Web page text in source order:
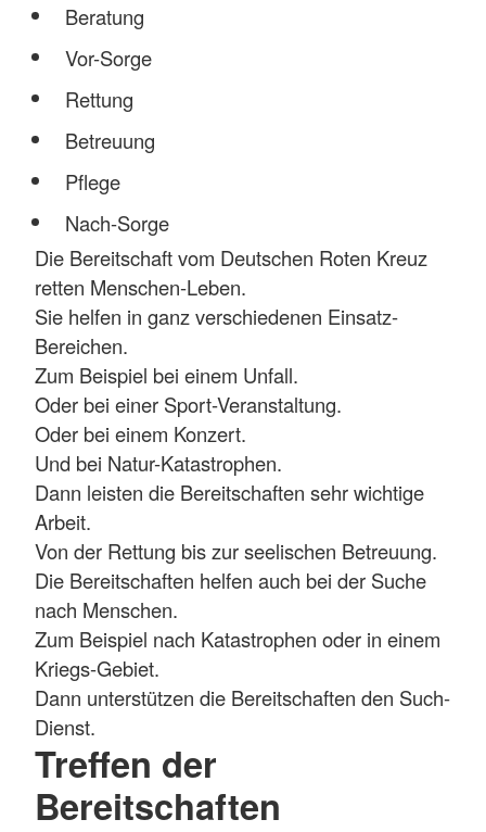
Beratung
Vor-Sorge
Rettung
Betreuung
Pflege
Nach-Sorge
Die Bereitschaft vom Deutschen Roten Kreuz
retten Menschen-Leben.
Sie helfen in ganz verschiedenen Einsatz-
Bereichen.
Zum Beispiel bei einem Unfall.
Oder bei einer Sport-Veranstaltung.
Oder bei einem Konzert.
Und bei Natur-Katastrophen.
Dann leisten die Bereitschaften sehr wichtige
Arbeit.
Von der Rettung bis zur seelischen Betreuung.
Die Bereitschaften helfen auch bei der Suche
nach Menschen.
Zum Beispiel nach Katastrophen oder in einem
Kriegs-Gebiet.
Dann unterstützen die Bereitschaften den Such-
Dienst.
Treffen der
Bereitschaften